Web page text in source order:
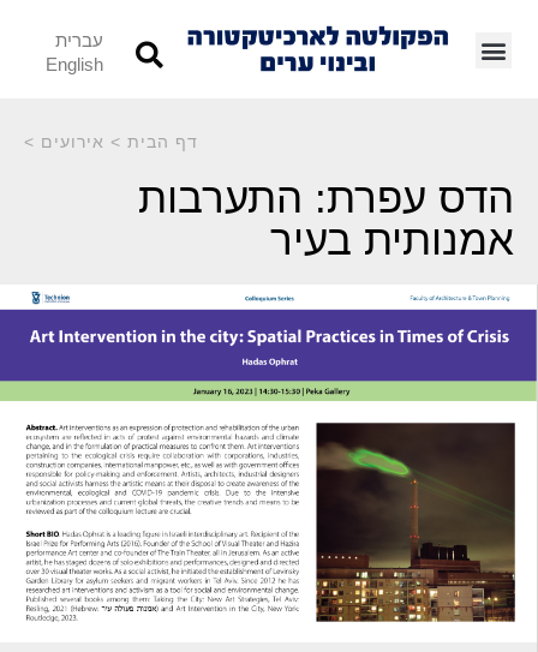
עברית
English
דף הבית > אירועים >
הדס עפרת: התערבות
אמנותית בעיר